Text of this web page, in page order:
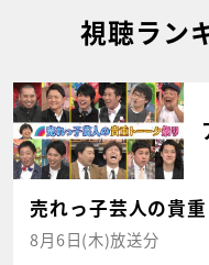
視聴ラン
売れっ子芸人の貴
8月6日(木)放送分